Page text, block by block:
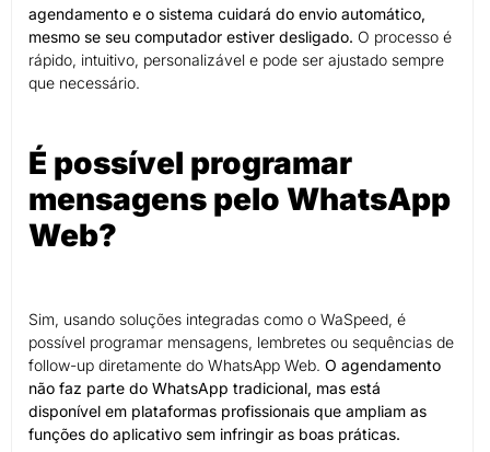
agendamento e o sistema cuidará do envio automático,
mesmo se seu computador estiver desligado. O processo é
rápido, intuitivo, personalizável e pode ser ajustado sempre
que necessário.
É possível programar
mensagens pelo WhatsApp
Web?
Sim, usando soluções integradas como o WaSpeed, é
possível programar mensagens, lembretes ou sequências de
follow-up diretamente do WhatsApp Web. O agendamento
não faz parte do WhatsApp tradicional, mas está
disponível em plataformas profissionais que ampliam as
funções do aplicativo sem infringir as boas práticas.